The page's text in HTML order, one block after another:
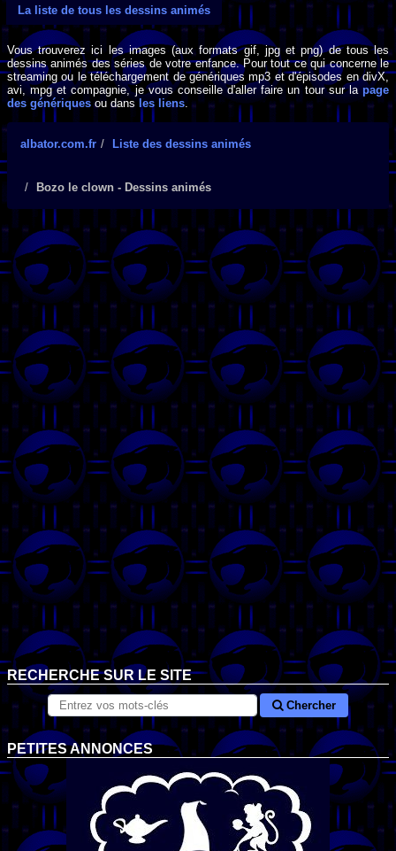
La liste de tous les dessins animés
Vous trouverez ici les images (aux formats gif, jpg et png) de tous les
dessins animés des séries de votre enfance. Pour tout ce qui concerne le
streaming ou le téléchargement de génériques mp3 et d'épisodes en divX,
avi, mpg et compagnie, je vous conseille d'aller faire un tour sur lapage
des génériques ou dans les liens.
albator.com.fr Liste des dessins animés
Bozo le clown - Dessins animés
RECHERCHE SUR LE SITE
Chercher
PETITES ANNONCES